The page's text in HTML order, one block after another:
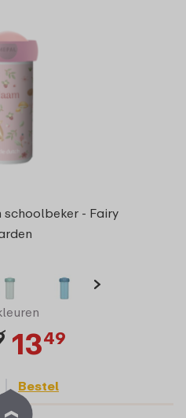
schoolbeker - Fairy
1349
Bestel